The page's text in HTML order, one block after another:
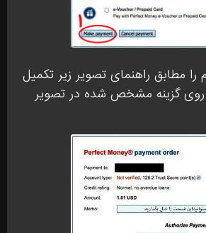
مطابق راهنمای تصویر زیر تکمیل
گزینه مشخص شده در تصویر